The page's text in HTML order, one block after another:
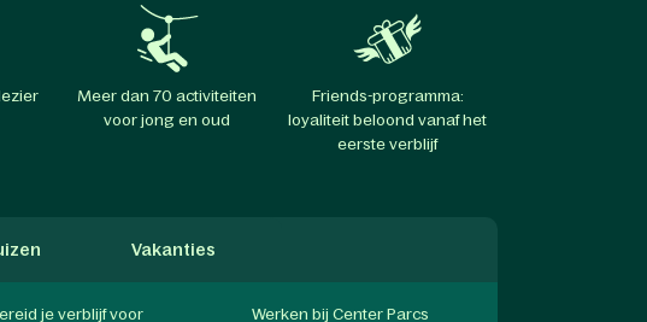
Meer dan 70 activiteiten
voor jong en oud
Friends-programma:
loyaliteit beloond vanaf het
eerste verblijf
Vakanties
je verblijf voor Werken bij Center Parcs